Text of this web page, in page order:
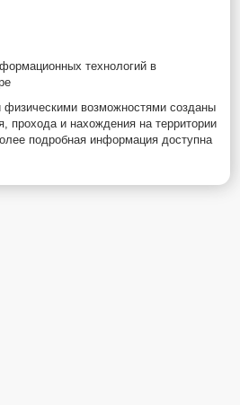
технологий в
возможностями созданы
прохода и нахождения на территории
подробная информация доступна